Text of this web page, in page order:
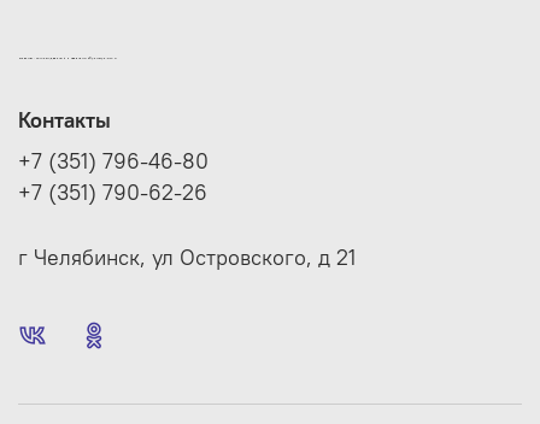
ИНТЕРНЕТ-МАГАЗИН ДВЕРНОЙ И МЕБЕЛЬНОЙ ФУРНИТУРЫ САМ
Контакты
+7 (351) 796-46-80
+7 (351) 790-62-26
г Челябинск, ул Островского, д 21